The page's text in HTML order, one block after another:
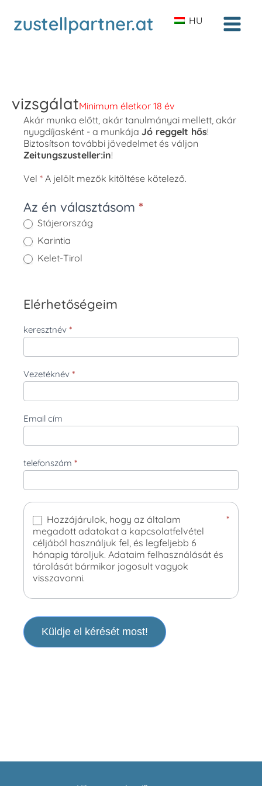
HU
vizsgálatMinimum életkor 18 év
Akár munka előtt, akár tanulmányai mellett, akár
nyugdíjasként - a munkája Jó reggelt hős!
Biztosítson további jövedelmet és váljon
Zeitungszusteller:in!
Vel * A jelölt mezők kitöltése kötelező.
Az én választásom *
Stájerország
Karintia
Kelet-Tirol
Elérhetőségeim
keresztnév *
Vezetéknév *
Email cím
telefonszám *
*
Hozzájárulok, hogy az általam
megadott adatokat a kapcsolatfelvétel
céljából használjuk fel, és legfeljebb 6
hónapig tároljuk. Adataim felhasználását és
tárolását bármikor jogosult vagyok
visszavonni.
Küldje el kérését most!